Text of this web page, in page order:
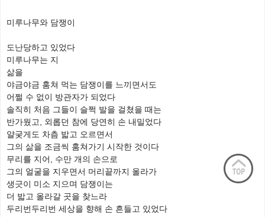
미루나무와 담쟁이
도난당하고 있었다
미루나무는 지
삶을
야금야금 훔쳐 먹는 담쟁이를 느끼면서도
어쩔 수 없이 방관자가 되었다
솔직히 처음 그들이 슬쩍 발을 걸쳤을 때는
반가웠고, 외롭던 참에 당연히 손 내밀었다
얄궂게도 차츰 밟고 오르면서
그의 삶을 조금씩 훔쳐가기 시작한 것이다
무리를 지어, 수만 개의 손으로
그의 얼굴을 지우면서 머리끝까지 올라가
생긋이 미소 지으며 담쟁이는
더 밟고 올라갈 곳을 찾느라
두리번두리번 세상을 향해 손 흔들고 있었다